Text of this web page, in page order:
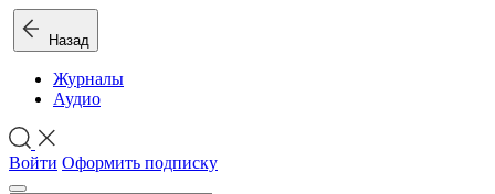
Назад
Журналы
Аудио
Войти Оформить подписку